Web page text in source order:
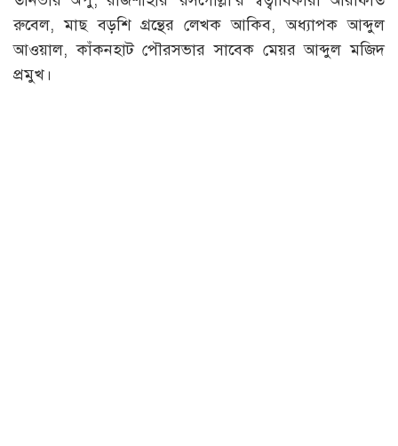
রুবেল, মাছ বড়শি গ্রন্থের লেখক আকিব, অধ্যাপক আব্দুল
আওয়াল, কাঁকনহাট পৌরসভার সাবেক মেয়র আব্দুল মজিদ
প্রমুখ।